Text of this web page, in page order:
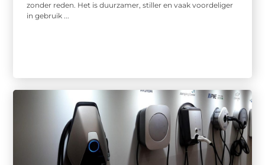
zonder reden. Het is duurzamer, stiller en vaak voordeliger
in gebruik ...